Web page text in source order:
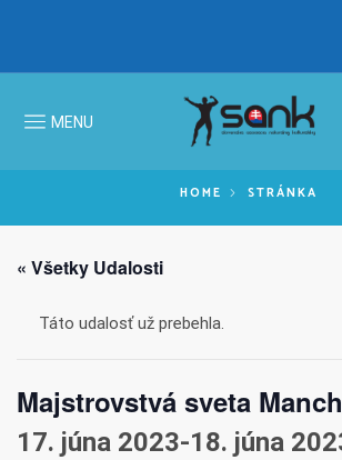
MENU
HOME STRÁNKA
« Všetky Udalosti
Táto udalosť už prebehla.
Majstrovstvá sveta
17. júna 2023-18. júna